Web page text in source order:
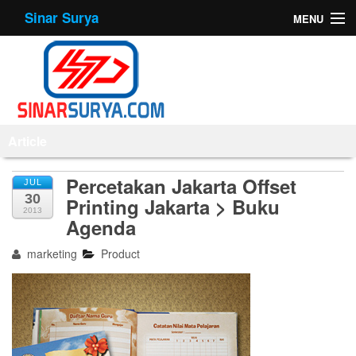
Sinar Surya MENU
About Us
Offset Printing
Mesin
Contact Us
JUL
30
2013
Percetakan Jakarta Offset
Printing Jakarta > Buku
Agenda
marketing Product